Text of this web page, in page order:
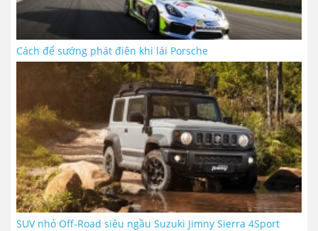
Cách để sướng phát điên khi lái Porsche
SUV nhỏ Off-Road siêu ngầu Suzuki Jimny Sierra 4Sport